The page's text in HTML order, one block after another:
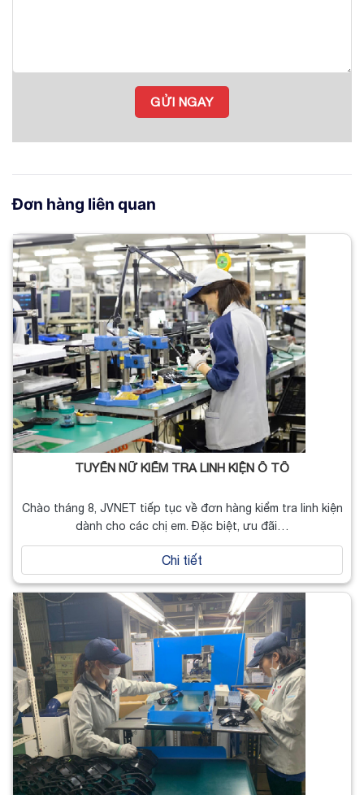
Đơn hàng liên quan
TUYỂN NỮ KIỂM TRA LINH KIỆN Ô TÔ
Chào tháng 8, JVNET tiếp tục về đơn hàng kiểm tra linh kiện
dành cho các chị em. Đặc biệt, ưu đãi…
Chi tiết